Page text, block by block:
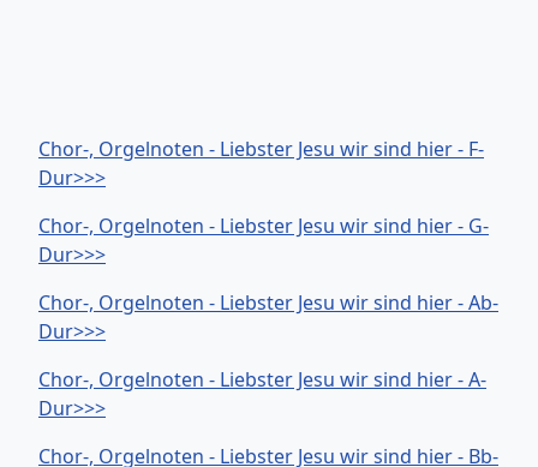
Chor-, Orgelnoten - Liebster Jesu wir sind hier - F-
Dur>>>
Chor-, Orgelnoten - Liebster Jesu wir sind hier - G-
Dur>>>
Chor-, Orgelnoten - Liebster Jesu wir sind hier - Ab-
Dur>>>
Chor-, Orgelnoten - Liebster Jesu wir sind hier - A-
Dur>>>
Chor-, Orgelnoten - Liebster Jesu wir sind hier - Bb-